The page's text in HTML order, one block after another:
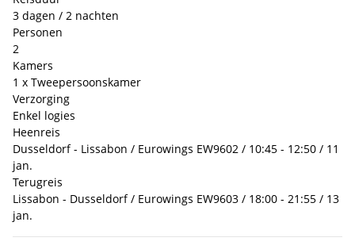
3 dagen / 2 nachten
Personen
2
Kamers
1 x Tweepersoonskamer
Verzorging
Enkel logies
Heenreis
Dusseldorf - Lissabon / Eurowings EW9602 / 10:45 - 12:50 / 11
jan.
Terugreis
Lissabon - Dusseldorf / Eurowings EW9603 / 18:00 - 21:55 / 13
jan.